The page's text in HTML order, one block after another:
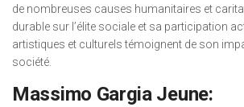
de nombreuses causes humanitaires et
durable sur l’élite sociale et sa participation
artistiques et culturels témoignent de son
société.
Massimo Gargia Jeune: